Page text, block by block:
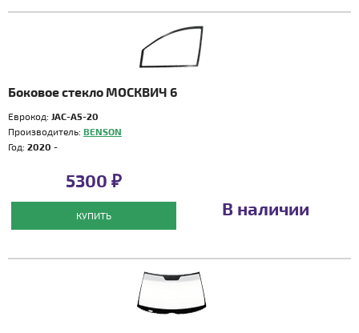
Боковое стекло МОСКВИЧ 6
Еврокод: JAC-A5-20
Производитель: BENSON
Год: 2020 -
5300 ₽
КУПИТЬ В наличии